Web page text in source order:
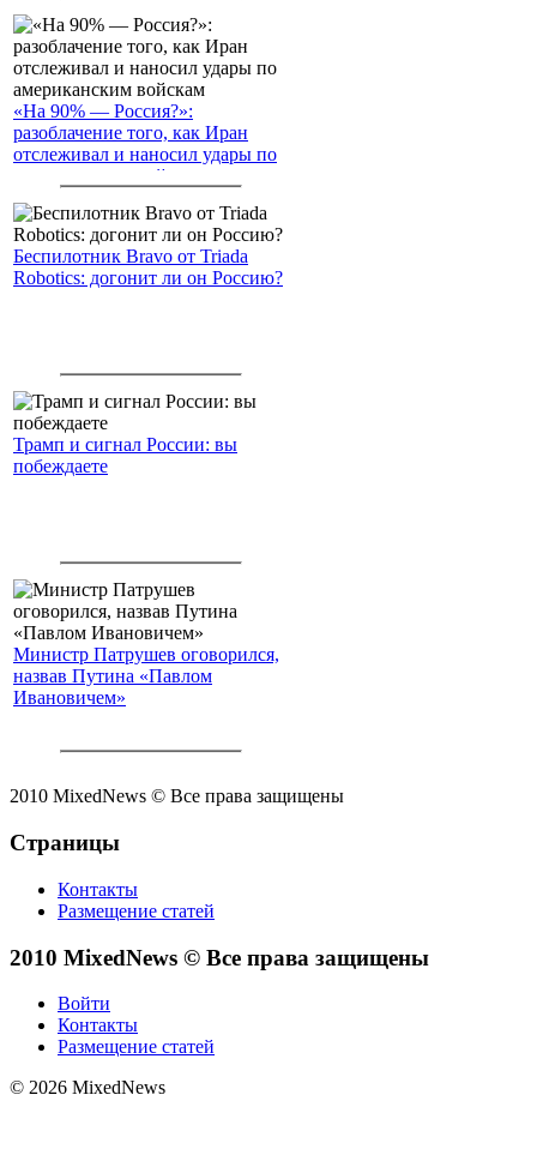
«На 90% — Россия?»:
разоблачение того, как Иран
отслеживал и наносил удары по
американским войскам
Беспилотник Bravo от Triada
Robotics: догонит ли он Россию?
Трамп и сигнал России: вы
побеждаете
Министр Патрушев оговорился,
назвав Путина «Павлом
Ивановичем»
2010 MixedNews © Все права защищены
Страницы
Контакты
Размещение статей
2010 MixedNews © Все права защищены
Войти
Контакты
Размещение статей
© 2026 MixedNews